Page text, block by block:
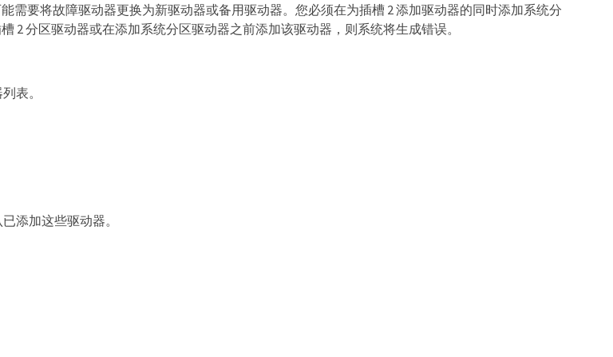
需要将故障驱动器更换为新驱动器或备用驱动器。您必须在为插槽 2 添加驱动器的同时添加系统分
2 分区驱动器或在添加系统分区驱动器之前添加该驱动器，则系统将生成错误。
表。
添加这些驱动器。